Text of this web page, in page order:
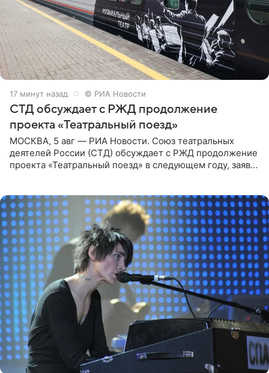
17 минут назад © РИА Новости
СТД обсуждает с РЖД продолжение
проекта «Театральный поезд»
МОСКВА, 5 авг — РИА Новости. Союз театральных
деятелей России (СТД) обсуждает с РЖД продолжение
проекта «Театральный поезд» в следующем году, заявил